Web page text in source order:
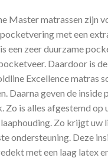
Master matrassen zijn
met een
een zeer duurzame
Daardoor is
Excellence matras
Daarna geven de inside
Zo is alles afgestemd op
Zo krijgt uw
ondersteuning. Deze
met een laag latex